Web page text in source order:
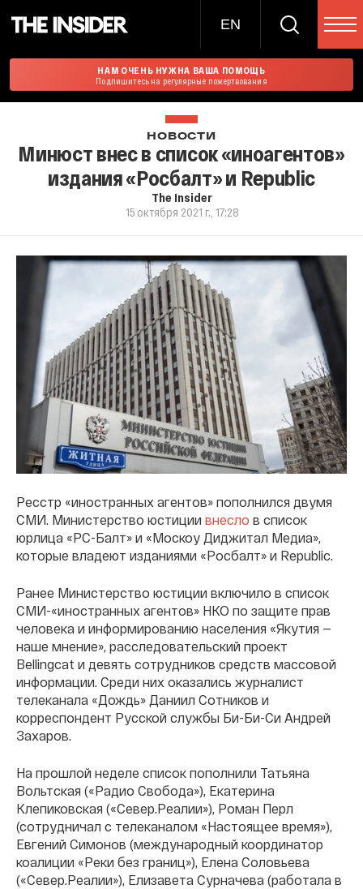
EN
НАМ ОЧЕНЬ НУЖНА ВАША ПОМОЩЬ
Подпишитесь на регулярные пожертвования
НОВОСТИ
Минюст внес в список «иноагентов»
издания «Росбалт» и Republic
The Insider
15 октября 2021 г., 17:28
Ресстр «иностранных агентов» пополнился двумя
СМИ. Министерство юстиции внесло в список
юрлица «РС-Балт» и «Москоу Диджитал Медиа»,
которые владеют изданиями «Росбалт» и Republic.
Ранее Министерство юстиции включило в список
СМИ-«иностранных агентов» НКО по защите прав
человека и информированию населения «Якутия —
наше мнение», расследовательский проект
Bellingcat и девять сотрудников средств массовой
информации. Среди них оказались журналист
телеканала «Дождь» Даниил Сотников и
корреспондент Русской службы Би-Би-Си Андрей
Захаров.
На прошлой неделе список пополнили Татьяна
Вольтская («Радио Свобода»), Екатерина
Клепиковская («Север.Реалии»), Роман Перл
(сотрудничал с телеканалом «Настоящее время»),
Евгений Симонов (международный координатор
коалиции «Реки без границ»), Елена Соловьева
(«Север.Реалии»), Елизавета Сурначева (работала в